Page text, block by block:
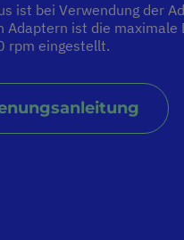
ist bei Verwendung der
Adaptern ist die maximale
rpm eingestellt.